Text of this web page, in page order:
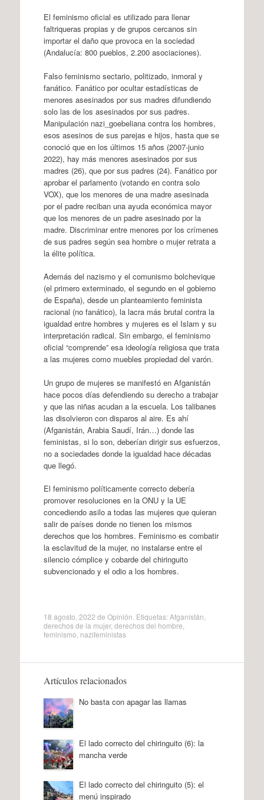
El feminismo oficial es utilizado para llenar
faltriqueras propias y de grupos cercanos sin
importar el daño que provoca en la sociedad
(Andalucía: 800 pueblos, 2.200 asociaciones).
Falso feminismo sectario, politizado, inmoral y
fanático. Fanático por ocultar estadísticas de
menores asesinados por sus madres difundiendo
solo las de los asesinados por sus padres.
Manipulación nazi_goebeliana contra los hombres,
esos asesinos de sus parejas e hijos, hasta que se
conoció que en los últimos 15 años (2007-junio
2022), hay más menores asesinados por sus
madres (26), que por sus padres (24). Fanático por
aprobar el parlamento (votando en contra solo
VOX), que los menores de una madre asesinada
por el padre reciban una ayuda económica mayor
que los menores de un padre asesinado por la
madre. Discriminar entre menores por los crímenes
de sus padres según sea hombre o mujer retrata a
la élite política.
Además del nazismo y el comunismo bolchevique
(el primero exterminado, el segundo en el gobierno
de España), desde un planteamiento feminista
racional (no fanático), la lacra más brutal contra la
igualdad entre hombres y mujeres es el Islam y su
interpretación radical. Sin embargo, el feminismo
oficial “comprende” esa ideología religiosa que trata
a las mujeres como muebles propiedad del varón.
Un grupo de mujeres se manifestó en Afganistán
hace pocos días defendiendo su derecho a trabajar
y que las niñas acudan a la escuela. Los talibanes
las disolvieron con disparos al aire. Es ahí
(Afganistán, Arabia Saudí, Irán…) donde las
feministas, si lo son, deberían dirigir sus esfuerzos,
no a sociedades donde la igualdad hace décadas
que llegó.
El feminismo políticamente correcto debería
promover resoluciones en la ONU y la UE
concediendo asilo a todas las mujeres que quieran
salir de países donde no tienen los mismos
derechos que los hombres. Feminismo es combatir
la esclavitud de la mujer, no instalarse entre el
silencio cómplice y cobarde del chiringuito
subvencionado y el odio a los hombres.
18 agosto, 2022 de Opinión . Etiquetas:Afganistán
derechos de la mujer, derechos del hombre
feminismo nazifeministas
Artículos relacionados
No basta con apagar las llamas
El lado correcto del chiringuito (6): la
mancha verde
El lado correcto del chiringuito (5): el
menú inspirado